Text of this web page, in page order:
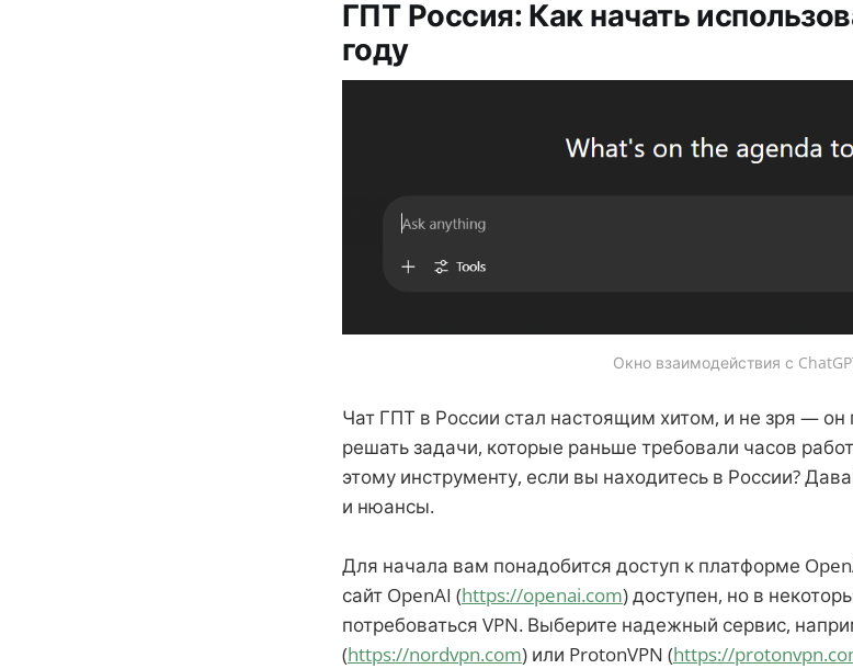
ГПТ Россия: Как начать
году
Окно взаимодействия с
Чат ГПТ в России стал настоящим хитом, и не зря —
решать задачи, которые раньше требовали часов
этому инструменту, если вы находитесь в России?
и нюансы.
Для начала вам понадобится доступ к платформе
сайт OpenAI (https://openai.com) доступен, но в
потребоваться VPN. Выберите надежный сервис,
(https://nordvpn.com) или ProtonVPN (https://